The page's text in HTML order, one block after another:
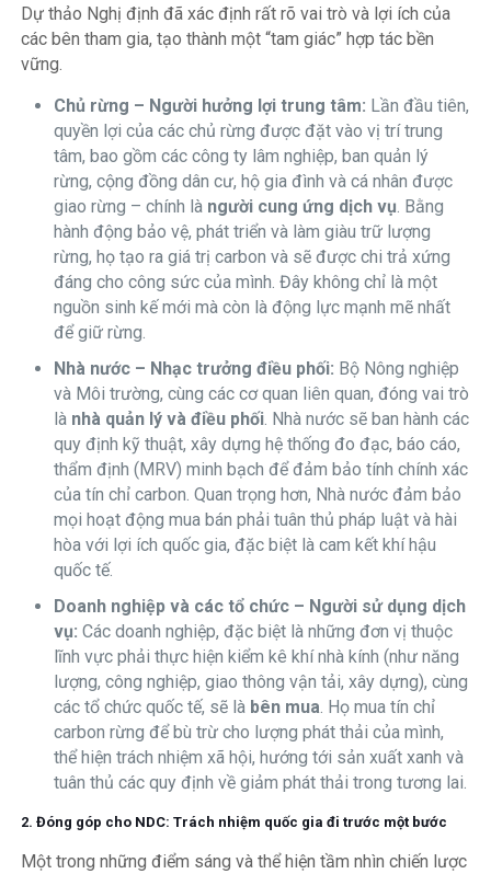
Dự thảo Nghị định đã xác định rất rõ vai trò và lợi ích của
các bên tham gia, tạo thành một “tam giác” hợp tác bền
vững.
Chủ rừng – Người hưởng lợi trung tâm: Lần đầu tiên,
quyền lợi của các chủ rừng được đặt vào vị trí trung
tâm, bao gồm các công ty lâm nghiệp, ban quản lý
rừng, cộng đồng dân cư, hộ gia đình và cá nhân được
giao rừng – chính là người cung ứng dịch vụ. Bằng
hành động bảo vệ, phát triển và làm giàu trữ lượng
rừng, họ tạo ra giá trị carbon và sẽ được chi trả xứng
đáng cho công sức của mình. Đây không chỉ là một
nguồn sinh kế mới mà còn là động lực mạnh mẽ nhất
để giữ rừng.
Nhà nước – Nhạc trưởng điều phối: Bộ Nông nghiệp
và Môi trường, cùng các cơ quan liên quan, đóng vai trò
là nhà quản lý và điều phối. Nhà nước sẽ ban hành các
quy định kỹ thuật, xây dựng hệ thống đo đạc, báo cáo,
thẩm định (MRV) minh bạch để đảm bảo tính chính xác
của tín chỉ carbon. Quan trọng hơn, Nhà nước đảm bảo
mọi hoạt động mua bán phải tuân thủ pháp luật và hài
hòa với lợi ích quốc gia, đặc biệt là cam kết khí hậu
quốc tế.
Doanh nghiệp và các tổ chức – Người sử dụng dịch
vụ: Các doanh nghiệp, đặc biệt là những đơn vị thuộc
lĩnh vực phải thực hiện kiểm kê khí nhà kính (như năng
lượng, công nghiệp, giao thông vận tải, xây dựng), cùng
các tổ chức quốc tế, sẽ là bên mua. Họ mua tín chỉ
carbon rừng để bù trừ cho lượng phát thải của mình,
thể hiện trách nhiệm xã hội, hướng tới sản xuất xanh và
tuân thủ các quy định về giảm phát thải trong tương lai.
2. Đóng góp cho NDC: Trách nhiệm quốc gia đi trước một bước
Một trong những điểm sáng và thể hiện tầm nhìn chiến lược